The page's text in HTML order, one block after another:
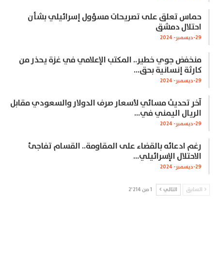
حماس تعلق على تصريحات مسؤول إسرائيلي بشأن
احتلال دمشق
29-ديسمبر- 2024
منخفض جوي خطير.. المكتب الإعلامي في غزة يحذر من
كارثة إنسانية بحق…
29-ديسمبر- 2024
آخر تحديث مسائي لأسعار صرف الدولار والسعودي مقابل
الريال اليمني في…
29-ديسمبر- 2024
رغم ادعائه بالقضاء على المقاومة.. القسام تفاجئ
الاحتلال الإسرائيلي…
29-ديسمبر- 2024
السابق التالي 1 من 2٬214